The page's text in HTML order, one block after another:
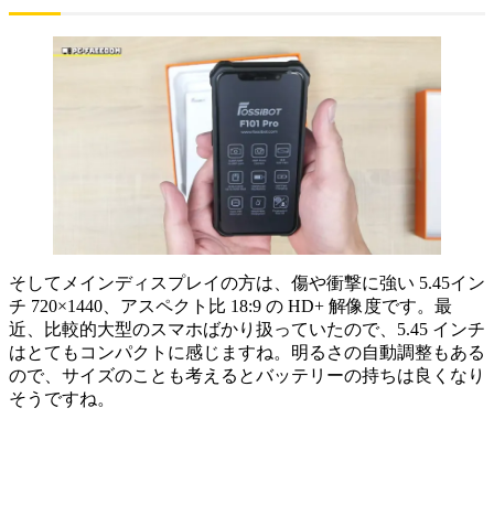
そしてメインディスプレイの方は、傷や衝撃に強い 5.45イン
チ 720×1440、アスペクト比 18:9 の HD+ 解像度です。最
近、比較的大型のスマホばかり扱っていたので、5.45 インチ
はとてもコンパクトに感じますね。明るさの自動調整もある
ので、サイズのことも考えるとバッテリーの持ちは良くなり
そうですね。